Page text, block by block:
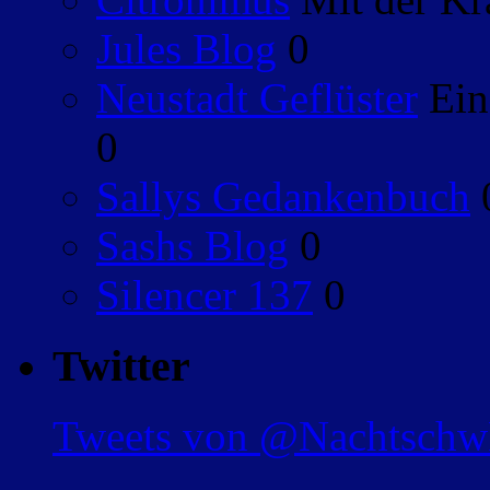
Jules Blog 0
Neustadt Geflüster
0
Sallys Gedankenbuch
Sashs Blog 0
Silencer 137 0
Twitter
Tweets von